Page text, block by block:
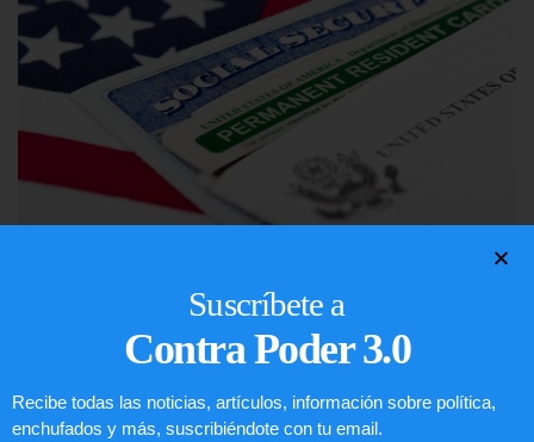
Lotería de visa de EEUU
LEER ARTÍCULO...
Suscríbete a
Contra Poder 3.0
Recibe todas las noticias, artículos, información sobre política,
enchufados y más, suscribiéndote con tu email.